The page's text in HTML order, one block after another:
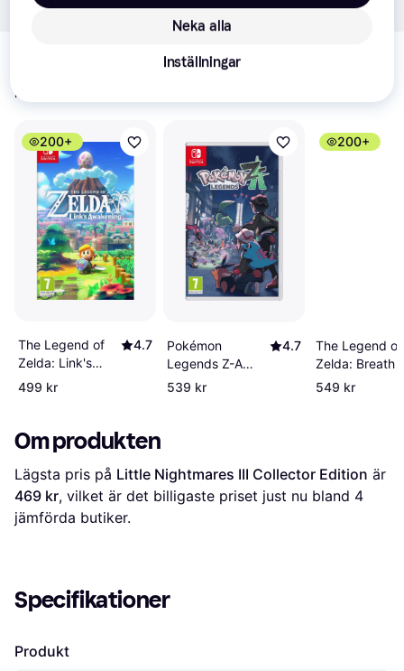
Vi har plockat fram ett urval av produkter som kanske skulle
intressera dig.
200+
The Legend of
Zelda: Link's
Awakening
4.7
499 kr
Pokémon
Legends Z-A
(Switch)
4.7
539 kr
200+
The Legend of
Zelda: Breath
the Wild
549 kr
Om produkten
Lägsta pris på Little Nightmares III Collector Edition
469 kr, vilket är det billigaste priset just nu bland 4
jämförda butiker.
Specifikationer
Produkt
Neka alla
Inställningar